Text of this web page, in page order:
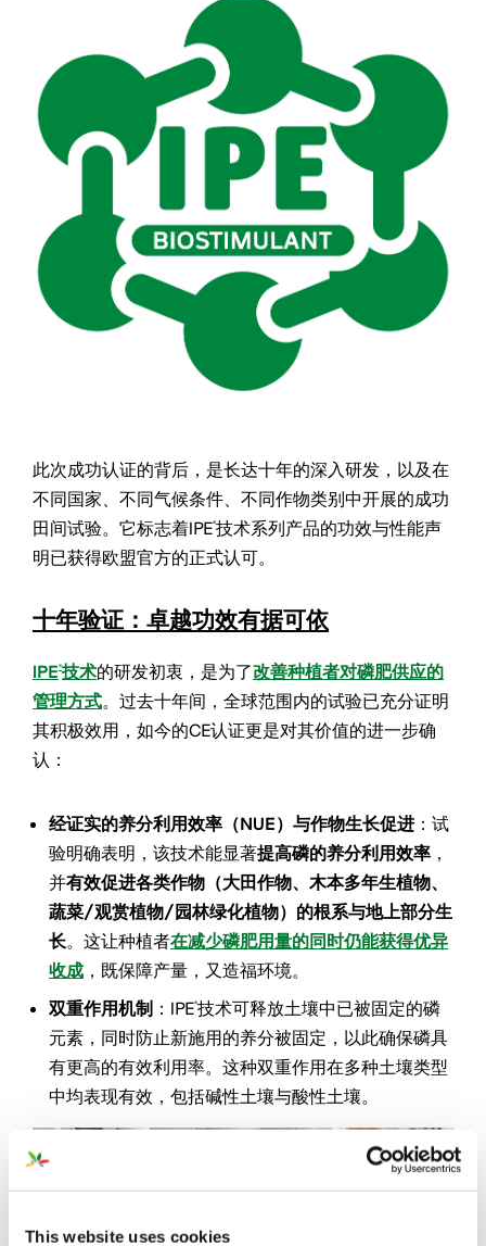
This website uses cookies
此次成功认证的背后，是长达十年的深入研发，以及在
不同国家、不同气候条件、不同作物类别中开展的成功
田间试验。它标志着IPE®技术系列产品的功效与性能声
明已获得欧盟官方的正式认可。
十年验证：卓越功效有据可依
IPE®技术的研发初衷，是为了改善种植者对磷肥供应的
管理方式。过去十年间，全球范围内的试验已充分证明
其积极效用，如今的CE认证更是对其价值的进一步确
认：
经证实的养分利用效率（NUE） 与作物生长促进 ：试
验明确表明，该技术能显著提高磷的养分利用效率 ，
并有效促进各类作物（大田作物、木本多年生植物、
蔬菜/观赏植物/园林绿化植物） 的根系与地上部分生
长。这让种植者在减少磷肥用量的同时仍能获得优异
收成 ，既保障产量，又造福环境。
双重作用机制 ：IPE®技术可释放土壤中已被固定的磷
元素，同时防止新施用的养分被固定，以此确保磷具
有更高的有效利用率。这种双重作用在多种土壤类型
中均表现有效，包括碱性土壤与酸性土壤。